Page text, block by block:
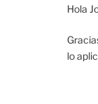
Hola
lo